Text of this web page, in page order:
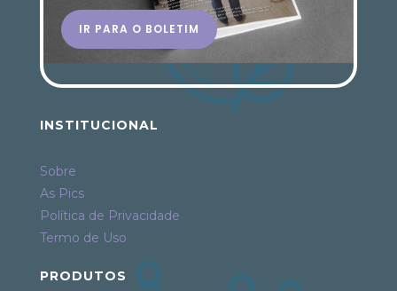
IR PARA O BOLETIM
INSTITUCIONAL
Sobre
As Pics
Política de Privacidade
Termo de Uso
PRODUTOS